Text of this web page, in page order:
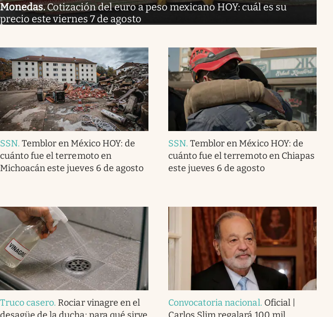
Monedas.Cotización del euro a peso mexicano HOY: cuál es su
precio este viernes 7 de agosto
SSN.Temblor en México HOY: de
cuánto fue el terremoto en
Michoacán este jueves 6 de agosto
SSN.Temblor en México HOY: de
cuánto fue el terremoto en Chiapas
este jueves 6 de agosto
Truco casero. Rociar vinagre en el
desagüe de la ducha: para qué sirve
Convocatoria nacional. Oficial |
Carlos Slim regalará 100 mil